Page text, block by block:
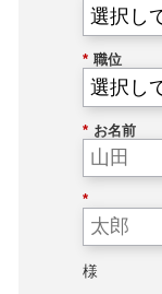
* 職位
* お名前
*
様